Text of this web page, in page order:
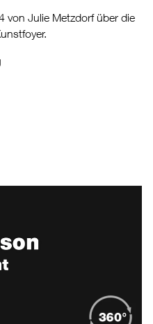
von Julie Metzdorf über die